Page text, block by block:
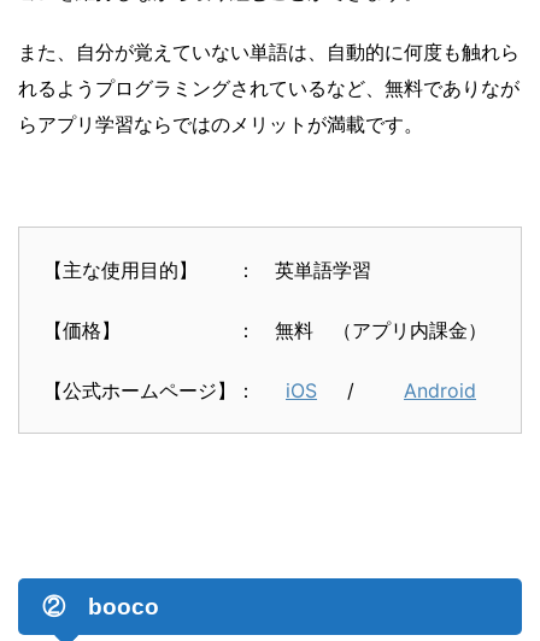
また、自分が覚えていない単語は、自動的に何度も触れら
れるようプログラミングされているなど、無料でありなが
らアプリ学習ならではのメリットが満載です。
【主な使用目的】 ： 英単語学習
【価格】 ： 無料 （アプリ内課金）
【公式ホームページ】： iOS / Android
② booco